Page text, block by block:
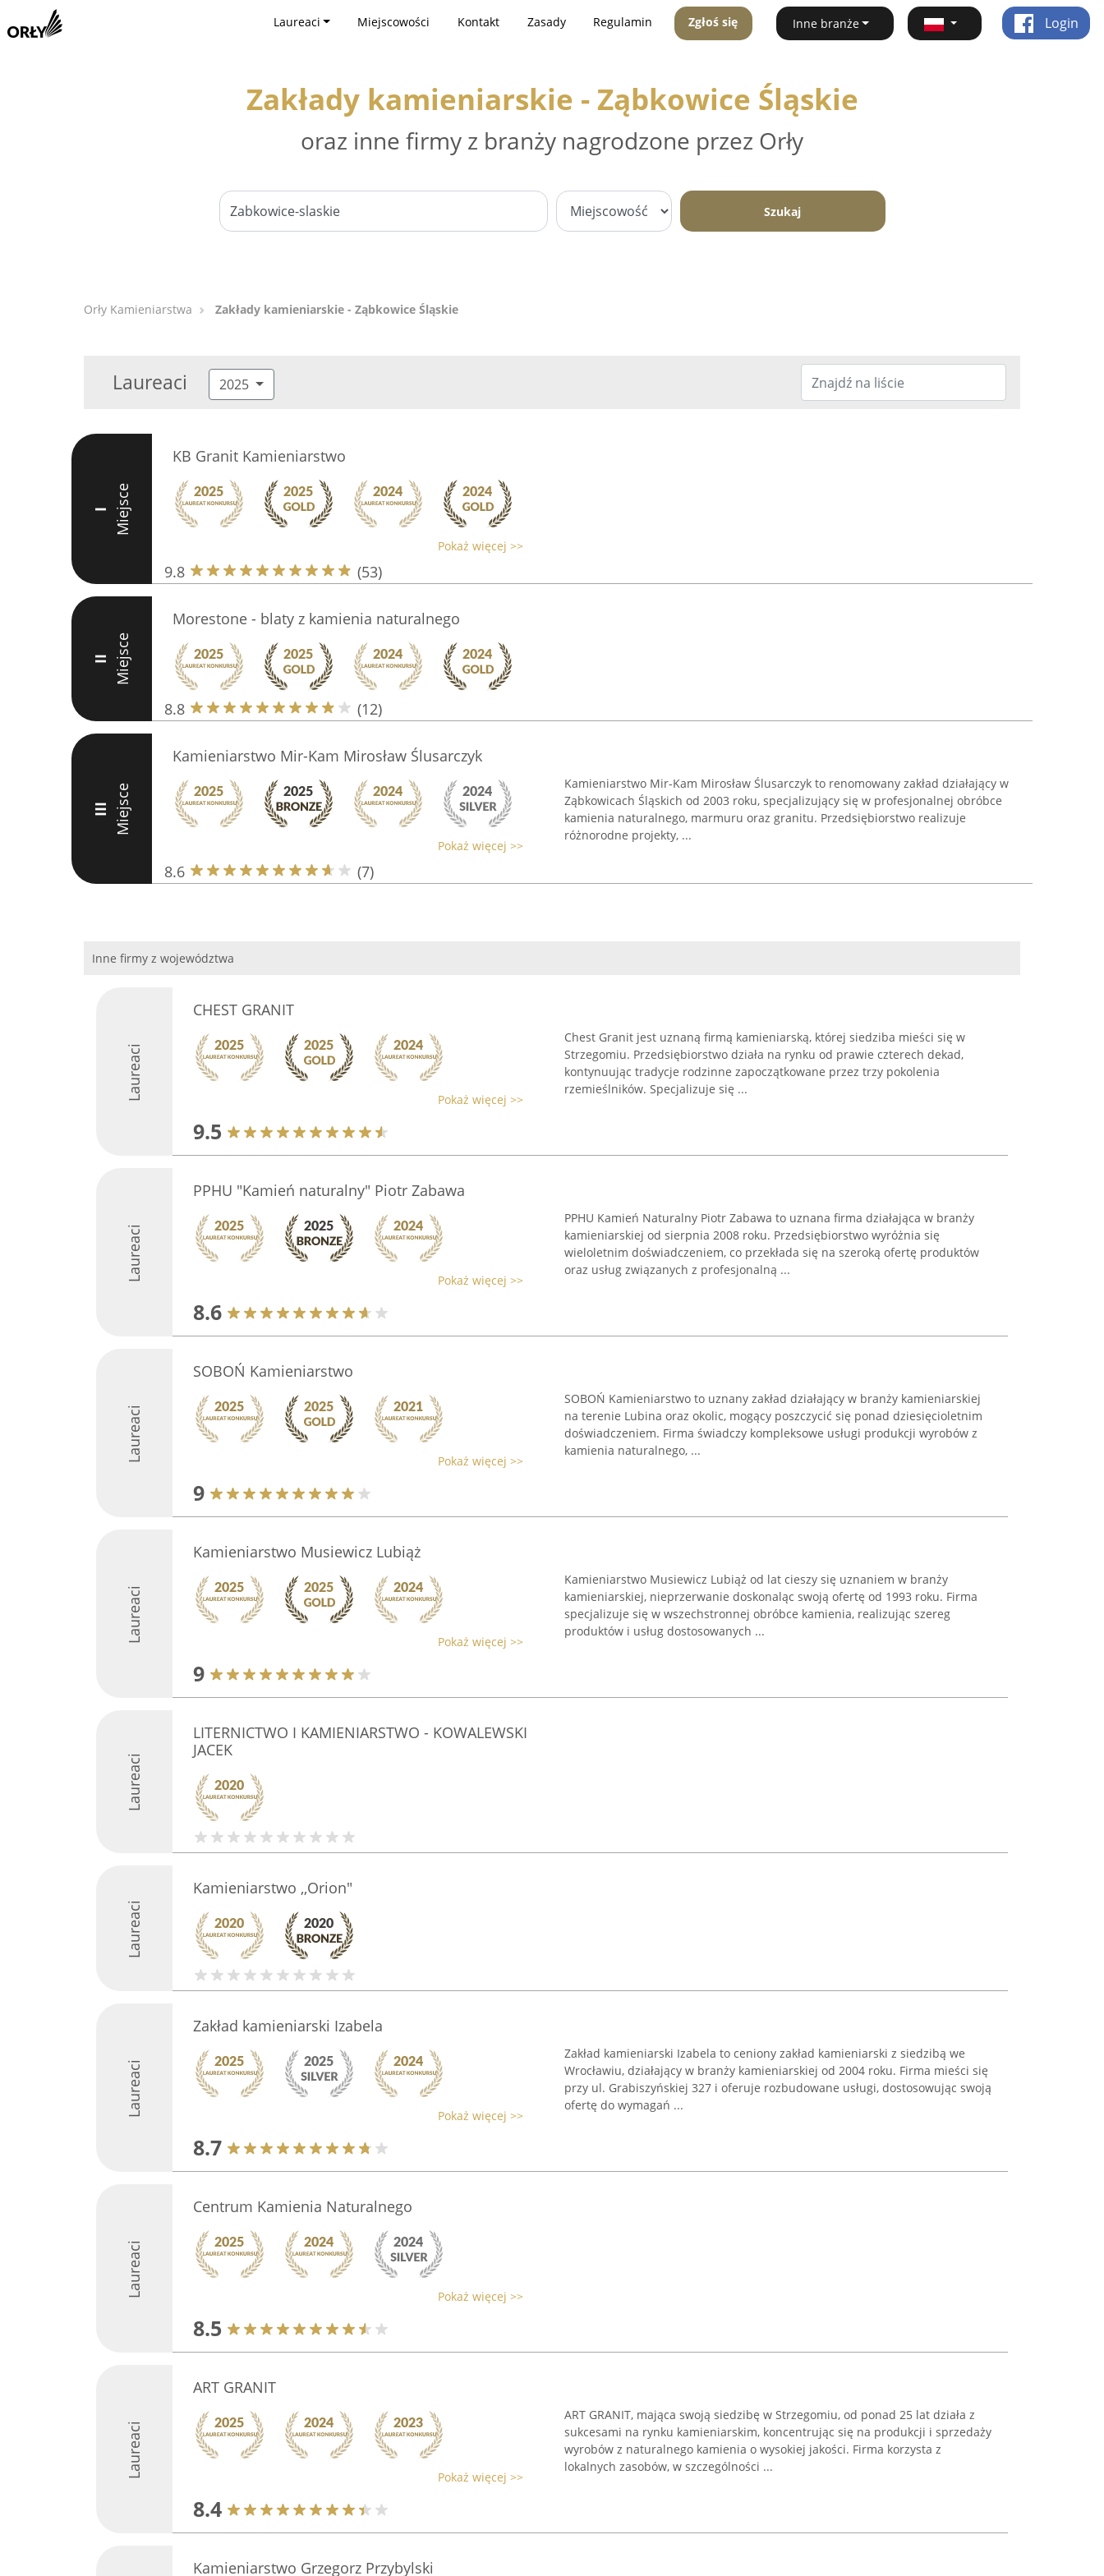
Laureaci Miejscowości Kontakt Zasady Regulamin Zgłoś się Inne branże Login
Zakłady kamieniarskie - Ząbkowice Śląskie
oraz inne firmy z branży nagrodzone przez Orły
Szukaj
Orły Kamieniarstwa Zakłady kamieniarskie - Ząbkowice Śląskie
Laureaci 2025
I Miejsce
KB Granit Kamieniarstwo
Pokaż więcej >>
9.8 (53)
II Miejsce
Morestone - blaty z kamienia naturalnego
8.8 (12)
III Miejsce
Kamieniarstwo Mir-Kam Mirosław Ślusarczyk
Pokaż więcej >>
8.6 (7)
Kamieniarstwo Mir-Kam Mirosław Ślusarczyk to renomowany zakład działający w
Ząbkowicach Śląskich od 2003 roku, specjalizujący się w profesjonalnej obróbce
kamienia naturalnego, marmuru oraz granitu. Przedsiębiorstwo realizuje
różnorodne projekty, ...
Inne firmy z województwa
Laureaci
CHEST GRANIT
Pokaż więcej >>
9.5
Chest Granit jest uznaną firmą kamieniarską, której siedziba mieści się w
Strzegomiu. Przedsiębiorstwo działa na rynku od prawie czterech dekad,
kontynuując tradycje rodzinne zapoczątkowane przez trzy pokolenia
rzemieślników. Specjalizuje się ...
Laureaci
PPHU "Kamień naturalny" Piotr Zabawa
Pokaż więcej >>
8.6
PPHU Kamień Naturalny Piotr Zabawa to uznana firma działająca w branży
kamieniarskiej od sierpnia 2008 roku. Przedsiębiorstwo wyróżnia się
wieloletnim doświadczeniem, co przekłada się na szeroką ofertę produktów
oraz usług związanych z profesjonalną ...
Laureaci
SOBOŃ Kamieniarstwo
Pokaż więcej >>
9
SOBOŃ Kamieniarstwo to uznany zakład działający w branży kamieniarskiej
na terenie Lubina oraz okolic, mogący poszczycić się ponad dziesięcioletnim
doświadczeniem. Firma świadczy kompleksowe usługi produkcji wyrobów z
kamienia naturalnego, ...
Laureaci
Kamieniarstwo Musiewicz Lubiąż
Pokaż więcej >>
9
Kamieniarstwo Musiewicz Lubiąż od lat cieszy się uznaniem w branży
kamieniarskiej, nieprzerwanie doskonaląc swoją ofertę od 1993 roku. Firma
specjalizuje się w wszechstronnej obróbce kamienia, realizując szereg
produktów i usług dostosowanych ...
Laureaci
LITERNICTWO I KAMIENIARSTWO - KOWALEWSKI
JACEK
Laureaci
Kamieniarstwo ,,Orion"
Laureaci
Zakład kamieniarski Izabela
Pokaż więcej >>
8.7
Zakład kamieniarski Izabela to ceniony zakład kamieniarski z siedzibą we
Wrocławiu, działający w branży kamieniarskiej od 2004 roku. Firma mieści się
przy ul. Grabiszyńskiej 327 i oferuje rozbudowane usługi, dostosowując swoją
ofertę do wymagań ...
Laureaci
Centrum Kamienia Naturalnego
Pokaż więcej >>
8.5
Laureaci
ART GRANIT
Pokaż więcej >>
8.4
ART GRANIT, mająca swoją siedzibę w Strzegomiu, od ponad 25 lat działa z
sukcesami na rynku kamieniarskim, koncentrując się na produkcji i sprzedaży
wyrobów z naturalnego kamienia o wysokiej jakości. Firma korzysta z
lokalnych zasobów, w szczególności ...
Kamieniarstwo Grzegorz Przybylski